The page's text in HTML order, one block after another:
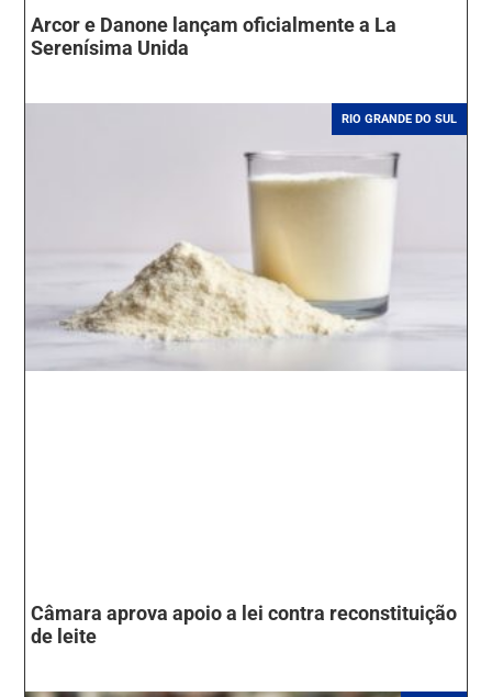
Arcor e Danone lançam oficialmente a La
Serenísima Unida
RIO GRANDE DO SUL
Câmara aprova apoio a lei contra reconstituição
de leite